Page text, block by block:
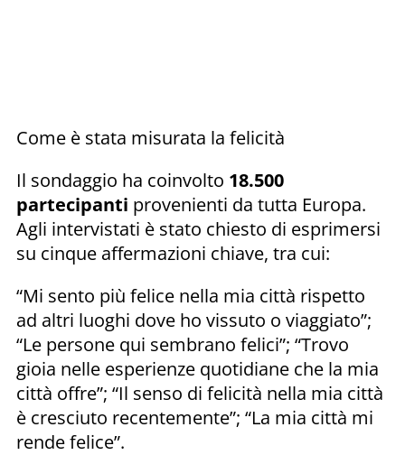
Come è stata misurata la felicità
Il sondaggio ha coinvolto 18.500
partecipanti provenienti da tutta Europa.
Agli intervistati è stato chiesto di esprimersi
su cinque affermazioni chiave, tra cui:
“Mi sento più felice nella mia città rispetto
ad altri luoghi dove ho vissuto o viaggiato”;
“Le persone qui sembrano felici”; “Trovo
gioia nelle esperienze quotidiane che la mia
città offre”; “Il senso di felicità nella mia città
è cresciuto recentemente”; “La mia città mi
rende felice”.